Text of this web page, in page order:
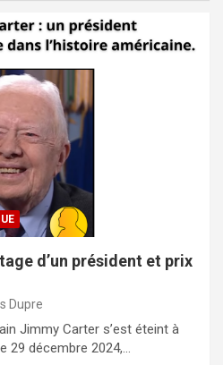
d’un président et prix
Dupre
Jimmy Carter s’est éteint à
29 décembre 2024,…